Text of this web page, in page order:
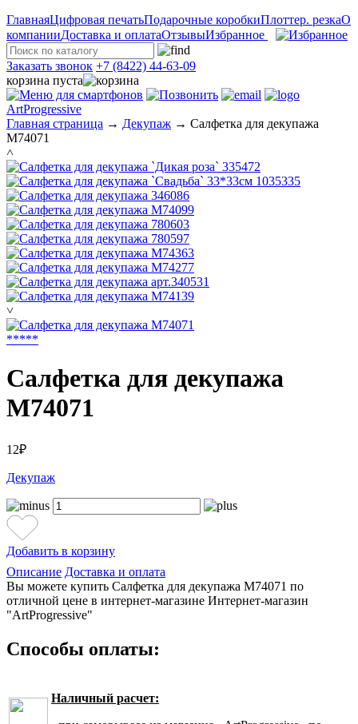
ГлавнаяЦифровая печатьПодарочные коробкиПлоттер. резкаО
компанииДоставка и оплатаОтзывыИзбранное
Заказать звонок +7 (8422) 44-63-09
корзина пуста
ArtProgressive
Главная страница → Декупаж → Салфетка для декупажа
М74071
˄
˅
*****
Салфетка для декупажа
М74071
12₽
Декупаж
Добавить в корзину
Описание Доставка и оплата
Вы можете купить Салфетка для декупажа М74071 по
отличной цене в интернет-магазине Интернет-магазин
"ArtProgressive"
Способы оплаты:
Наличный расчет: